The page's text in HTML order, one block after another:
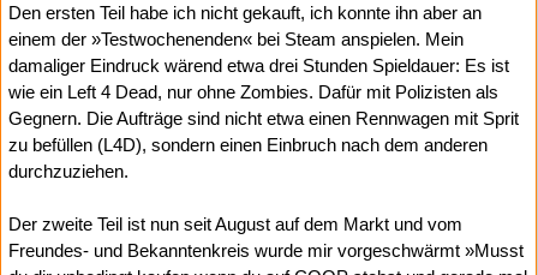
Den ersten Teil habe ich nicht gekauft, ich konnte ihn aber an
einem der »Testwochenenden« bei Steam anspielen. Mein
damaliger Eindruck wärend etwa drei Stunden Spieldauer: Es ist
wie ein Left 4 Dead, nur ohne Zombies. Dafür mit Polizisten als
Gegnern. Die Aufträge sind nicht etwa einen Rennwagen mit Sprit
zu befüllen (L4D), sondern einen Einbruch nach dem anderen
durchzuziehen.
Der zweite Teil ist nun seit August auf dem Markt und vom
Freundes- und Bekanntenkreis wurde mir vorgeschwärmt »Musst